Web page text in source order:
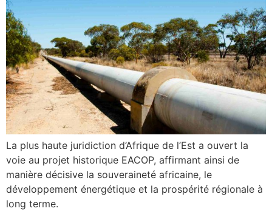
La plus haute juridiction d’Afrique de l’Est a ouvert la
voie au projet historique EACOP, affirmant ainsi de
manière décisive la souveraineté africaine, le
développement énergétique et la prospérité régionale à
long terme.